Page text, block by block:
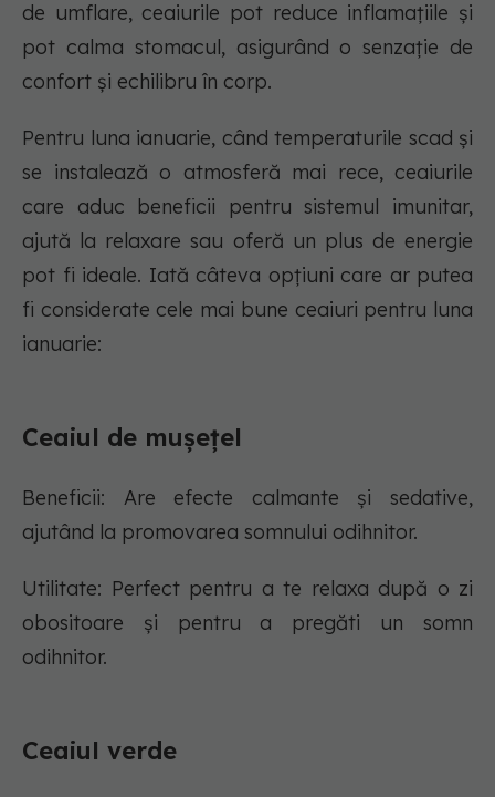
de umflare, ceaiurile pot reduce inflamațiile și
pot calma stomacul, asigurând o senzație de
confort și echilibru în corp.
Pentru luna ianuarie, când temperaturile scad și
se instalează o atmosferă mai rece, ceaiurile
care aduc beneficii pentru sistemul imunitar,
ajută la relaxare sau oferă un plus de energie
pot fi ideale. Iată câteva opțiuni care ar putea
fi considerate cele mai bune ceaiuri pentru luna
ianuarie:
Ceaiul de mușețel
Beneficii: Are efecte calmante și sedative,
ajutând la promovarea somnului odihnitor.
Utilitate: Perfect pentru a te relaxa după o zi
obositoare și pentru a pregăti un somn
odihnitor.
Ceaiul verde